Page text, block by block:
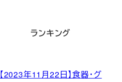
ランキング
【2023年11月22日】食器・グ